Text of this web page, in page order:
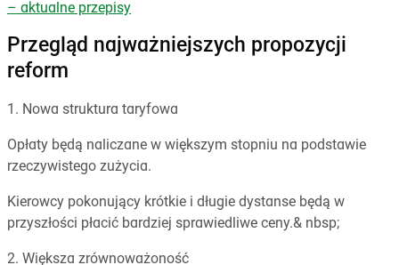
– aktualne przepisy
Przegląd najważniejszych propozycji
reform
1. Nowa struktura taryfowa
Opłaty będą naliczane w większym stopniu na podstawie
rzeczywistego zużycia.
Kierowcy pokonujący krótkie i długie dystanse będą w
przyszłości płacić bardziej sprawiedliwe ceny.& nbsp;
2. Większa zrównoważoność